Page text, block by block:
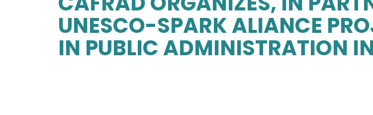
UNESCO-SPARK ALIANCE
IN PUBLIC ADMINISTRATION